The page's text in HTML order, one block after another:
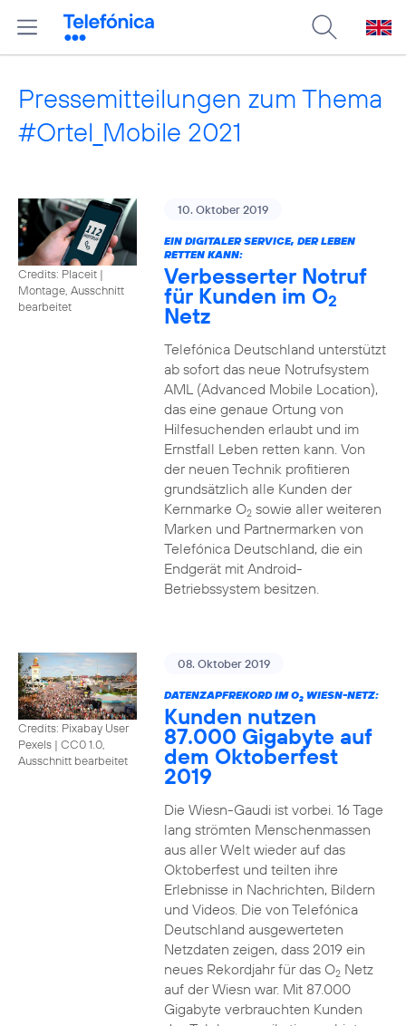
Pressemitteilungen zum Thema
#Ortel_Mobile 2021
Credits: Placeit |
Montage, Ausschnitt
bearbeitet
10. Oktober 2019
EIN DIGITALER SERVICE, DER LEBEN
RETTEN KANN:
Verbesserter Notruf
für Kunden im O2
Netz
Telefónica Deutschland unterstützt
ab sofort das neue Notrufsystem
AML (Advanced Mobile Location),
das eine genaue Ortung von
Hilfesuchenden erlaubt und im
Ernstfall Leben retten kann. Von
der neuen Technik profitieren
grundsätzlich alle Kunden der
Kernmarke O2sowie aller weiteren
Marken und Partnermarken von
Telefónica Deutschland, die ein
Endgerät mit Android-
Betriebssystem besitzen.
Credits: Pixabay User
Pexels | CC0 1.0,
Ausschnitt bearbeitet
08. Oktober 2019
DATENZAPFREKORD IM O2WIESN-NETZ:
Kunden nutzen
87.000 Gigabyte auf
dem Oktoberfest
2019
Die Wiesn-Gaudi ist vorbei. 16 Tage
lang strömten Menschenmassen
aus aller Welt wieder auf das
Oktoberfest und teilten ihre
Erlebnisse in Nachrichten, Bildern
und Videos. Die von Telefónica
Deutschland ausgewerteten
Netzdaten zeigen, dass 2019 ein
neues Rekordjahr für das O2Netz
auf der Wiesn war. Mit 87.000
Gigabyte verbrauchten Kunden